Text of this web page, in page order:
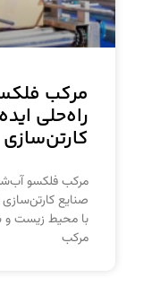
مرکب
راه‌حلی
کارتن‌سازی
مرکب فلکسو
صنایع
با محیط زیست
مرکب